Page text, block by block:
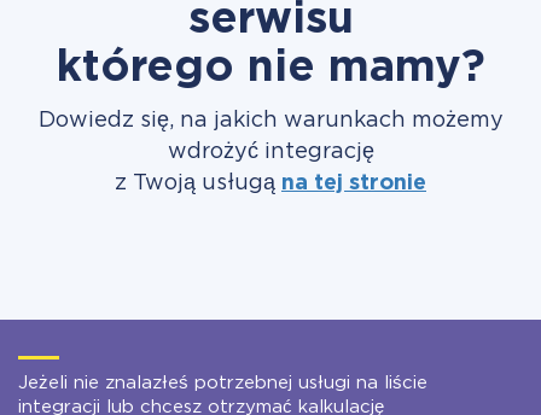
serwisu
którego nie mamy?
Dowiedz się, na jakich warunkach możemy
wdrożyć integrację
z Twoją usługą na tej stronie
Jeżeli nie znalazłeś potrzebnej usługi na liście
integracji lub chcesz otrzymać kalkulację